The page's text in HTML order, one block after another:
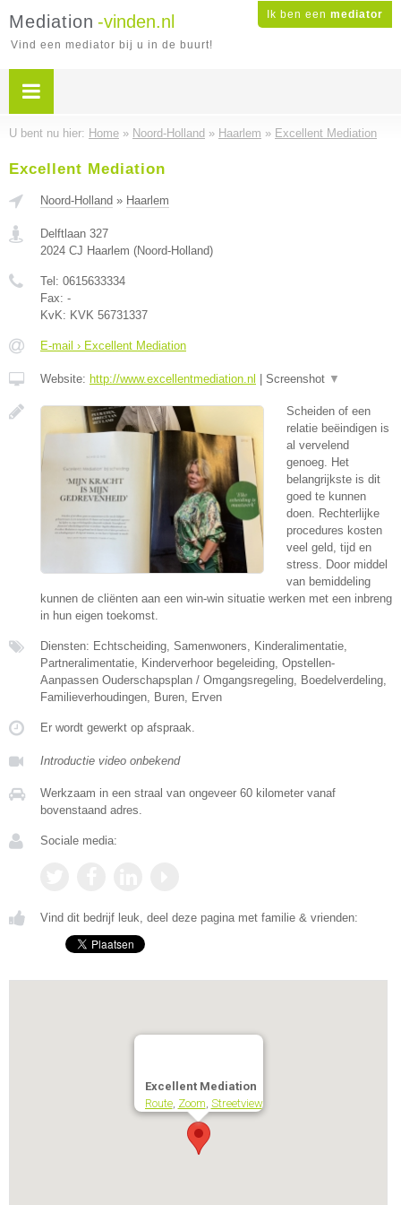
Ik ben een mediator
Mediation -vinden.nl
Vind een mediator bij u in de buurt!
U bent nu hier: Home » Noord-Holland » Haarlem » Excellent Mediation
Excellent Mediation
Noord-Holland » Haarlem
Delftlaan 327
2024 CJ Haarlem (Noord-Holland)
Tel: 0615633334
Fax: -
KvK: KVK 56731337
E-mail › Excellent Mediation
Website: http://www.excellentmediation.nl Screenshot ▼
Scheiden of een
relatie beëindigen is
al vervelend
genoeg. Het
belangrijkste is dit
goed te kunnen
doen. Rechterlijke
procedures kosten
veel geld, tijd en
stress. Door middel
van bemiddeling
kunnen de cliënten aan een win-win situatie werken met een inbreng
in hun eigen toekomst.
Diensten: Echtscheiding, Samenwoners, Kinderalimentatie,
Partneralimentatie, Kinderverhoor begeleiding, Opstellen-
Aanpassen Ouderschapsplan / Omgangsregeling, Boedelverdeling,
Familieverhoudingen, Buren, Erven
Er wordt gewerkt op afspraak.
Introductie video onbekend
Werkzaam in een straal van ongeveer 60 kilometer vanaf
bovenstaand adres.
Sociale media:
Vind dit bedrijf leuk, deel deze pagina met familie & vrienden:
Excellent Mediation
Route, Zoom, Streetview